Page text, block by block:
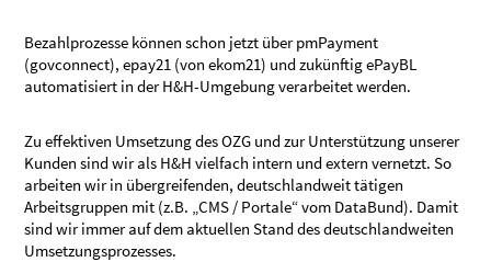
Bezahlprozesse können schon jetzt über pmPayment
(govconnect), epay21 (von ekom21) und zukünftig ePayBL
automatisiert in der H&H-Umgebung verarbeitet werden.
Zu effektiven Umsetzung des OZG und zur Unterstützung unserer
Kunden sind wir als H&H vielfach intern und extern vernetzt. So
arbeiten wir in übergreifenden, deutschlandweit tätigen
Arbeitsgruppen mit (z.B. „CMS / Portale“ vom DataBund). Damit
sind wir immer auf dem aktuellen Stand des deutschlandweiten
Umsetzungsprozesses.